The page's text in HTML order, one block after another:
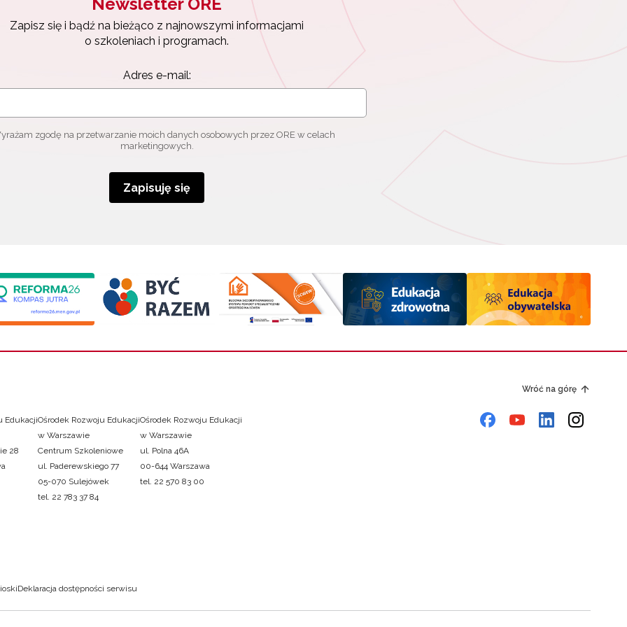
Newsletter ORE
Zapisz się i bądź na bieżąco z najnowszymi informacjami
o szkoleniach i programach.
Adres e-mail:
zgodę na przetwarzanie moich danych osobowych przez ORE w celach
marketingowych.
Zapisuję się
Wróć na górę
Edukacji
28
Ośrodek Rozwoju Edukacji
w Warszawie
Centrum Szkoleniowe
ul. Paderewskiego 77
05-070 Sulejówek
tel. 22 783 37 84
Ośrodek Rozwoju Edukacji
w Warszawie
ul. Polna 46A
00-644 Warszawa
tel. 22 570 83 00
Deklaracja dostępności serwisu